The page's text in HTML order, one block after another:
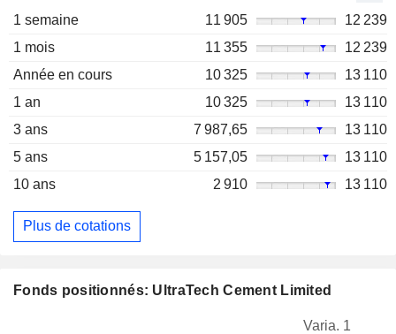
1 semaine 11 905
12 239
1 mois
11 355
12 239
Année en cours
10 325
13 110
1 an
10 325
13 110
3 ans
7 987,65
13 110
5 ans
5 157,05
13 110
10 ans
2 910 13 110
Plus de cotations
Fonds positionnés: UltraTech Cement Limited
Varia. 1